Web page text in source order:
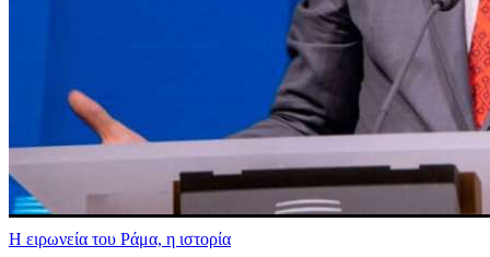
Η ειρωνεία του Ράμα, η ιστορία